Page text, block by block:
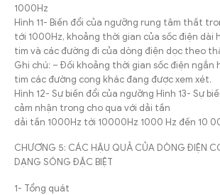
1000Hz
Hình 11- Biến đổi của ngưỡng rung tâm thất
tới 1000Hz, khoảng thời gian của sốc điện dài
tim và các đường đi của dòng điện dọc theo
Ghi chú: – Đối khoảng thời gian sốc điện ngắn
tim các đường cong khác đang được xem xét.
Hình 12- Sự biến đổi của ngưỡng Hình 13- Sự
cảm nhận trong cho qua với dải tần
dải tần 1000Hz tới 10000Hz 1000 Hz đến 10
CHƯƠNG 5: CÁC HẬU QUẢ CỦA DÒNG ĐIỆN
DẠNG SÓNG ĐẶC BIỆT
1- Tổng quát